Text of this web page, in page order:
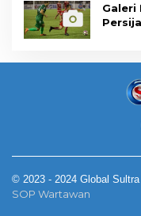
Galeri
© 2023 - 2024 Global Sultra
SOP Wartawan